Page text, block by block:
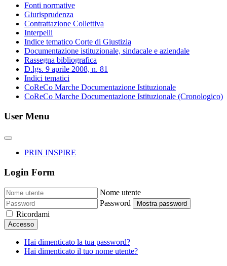
Fonti normative
Giurisprudenza
Contrattazione Collettiva
Interpelli
Indice tematico Corte di Giustizia
Documentazione istituzionale, sindacale e aziendale
Rassegna bibliografica
D.lgs. 9 aprile 2008, n. 81
Indici tematici
CoReCo Marche Documentazione Istituzionale
CoReCo Marche Documentazione Istituzionale (Cronologico)
User Menu
PRIN INSPIRE
Login Form
Nome utente
Password
Mostra password
Ricordami
Accesso
Hai dimenticato la tua password?
Hai dimenticato il tuo nome utente?